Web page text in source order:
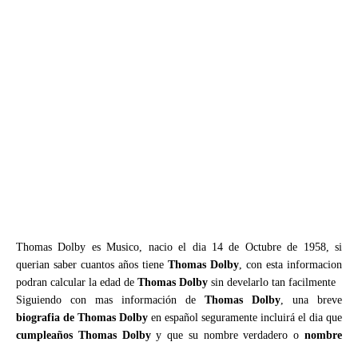
Thomas Dolby es Musico, nacio el dia 14 de Octubre de 1958, si
querian saber cuantos años tiene Thomas Dolby, con esta informacion
podran calcular la edad de Thomas Dolby sin develarlo tan facilmente
Siguiendo con mas información de Thomas Dolby, una breve
biografia de Thomas Dolby en español seguramente incluirá el dia que
cumpleaños Thomas Dolbyy que su nombre verdadero onombre